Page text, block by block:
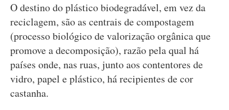
O destino do plástico biodegradável, em vez da
reciclagem, são as centrais de compostagem
(processo biológico de valorização orgânica que
promove a decomposição), razão pela qual há
países onde, nas ruas, junto aos contentores de
vidro, papel e plástico, há recipientes de cor
castanha.